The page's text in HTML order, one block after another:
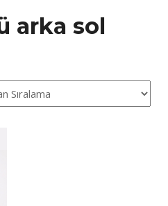
arka sol